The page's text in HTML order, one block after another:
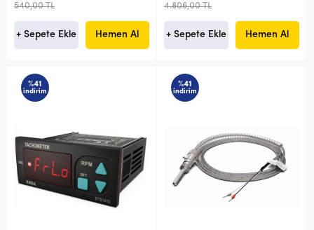
540,00 TL
+ Sepete Ekle Hemen Al
4.806,00 TL
+ Sepete Ekle Hemen Al
%41
indirim
%41
indirim